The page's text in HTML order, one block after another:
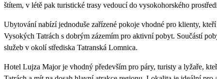
štítem, v létě pak turistické trasy vedoucí do vysokohorského
Ubytování nabízí jednoduše zařízené pokoje vhodné pro klienty,
Vysokých Tatrách s dobrým zázemím pro aktivní pobyt. Součástí
služeb v okolí střediska Tatranská Lomnica.
Hotel Lujza Major je vhodný především pro páry, turisty a lyžaře,